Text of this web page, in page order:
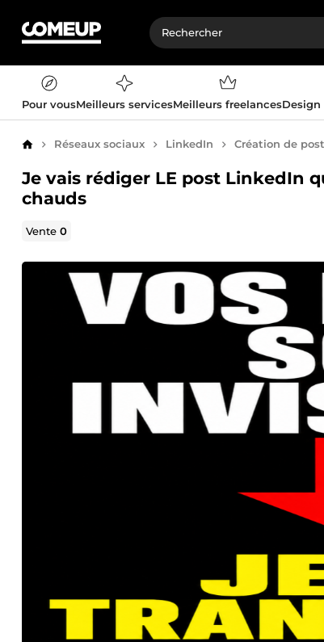
Pour vousMeilleurs servicesMeilleurs freelancesDesign
AccueilRéseaux sociaux LinkedIn Création de
Je vais rédiger LE post LinkedIn
chauds
Vente0